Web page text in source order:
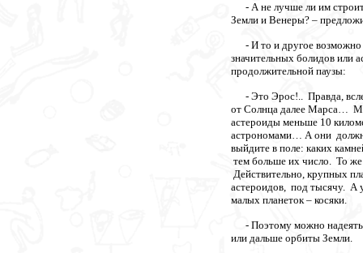
- А не лучше ли им
Земли и Венеры? –
- И то и другое возможно
значительных болидов или
продолжительной паузы:
- Это Эрос!.. Правда,
от Солнца далее Марса…
астероиды меньше 10
астрономами… А они
выйдите в поле: каких
тем больше их число. То
Действительно, крупных
астероидов, под тысячу. А
малых планеток – косяки.
- Поэтому можно
или дальше орбиты Земли.